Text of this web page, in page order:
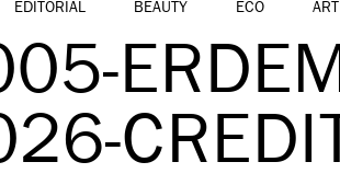
EDITORIAL BEAUTY ECO ART